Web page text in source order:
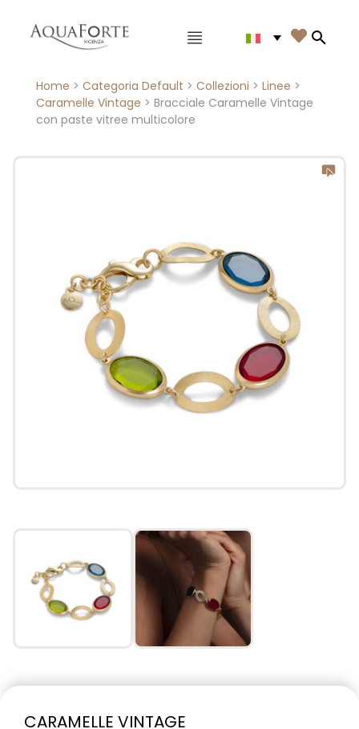
Menù principale 
Home > Categoria Default > Collezioni > Linee >
Caramelle Vintage > Bracciale Caramelle Vintage
con paste vitree multicolore
CARAMELLE VINTAGE